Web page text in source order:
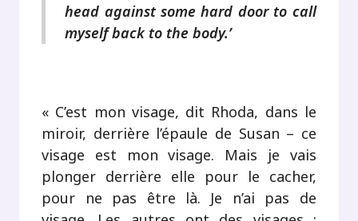
head against some hard door to call
myself back to the body.’
« C’est mon visage, dit Rhoda, dans le
miroir, derrière l’épaule de Susan – ce
visage est mon visage. Mais je vais
plonger derrière elle pour le cacher,
pour ne pas être là. Je n’ai pas de